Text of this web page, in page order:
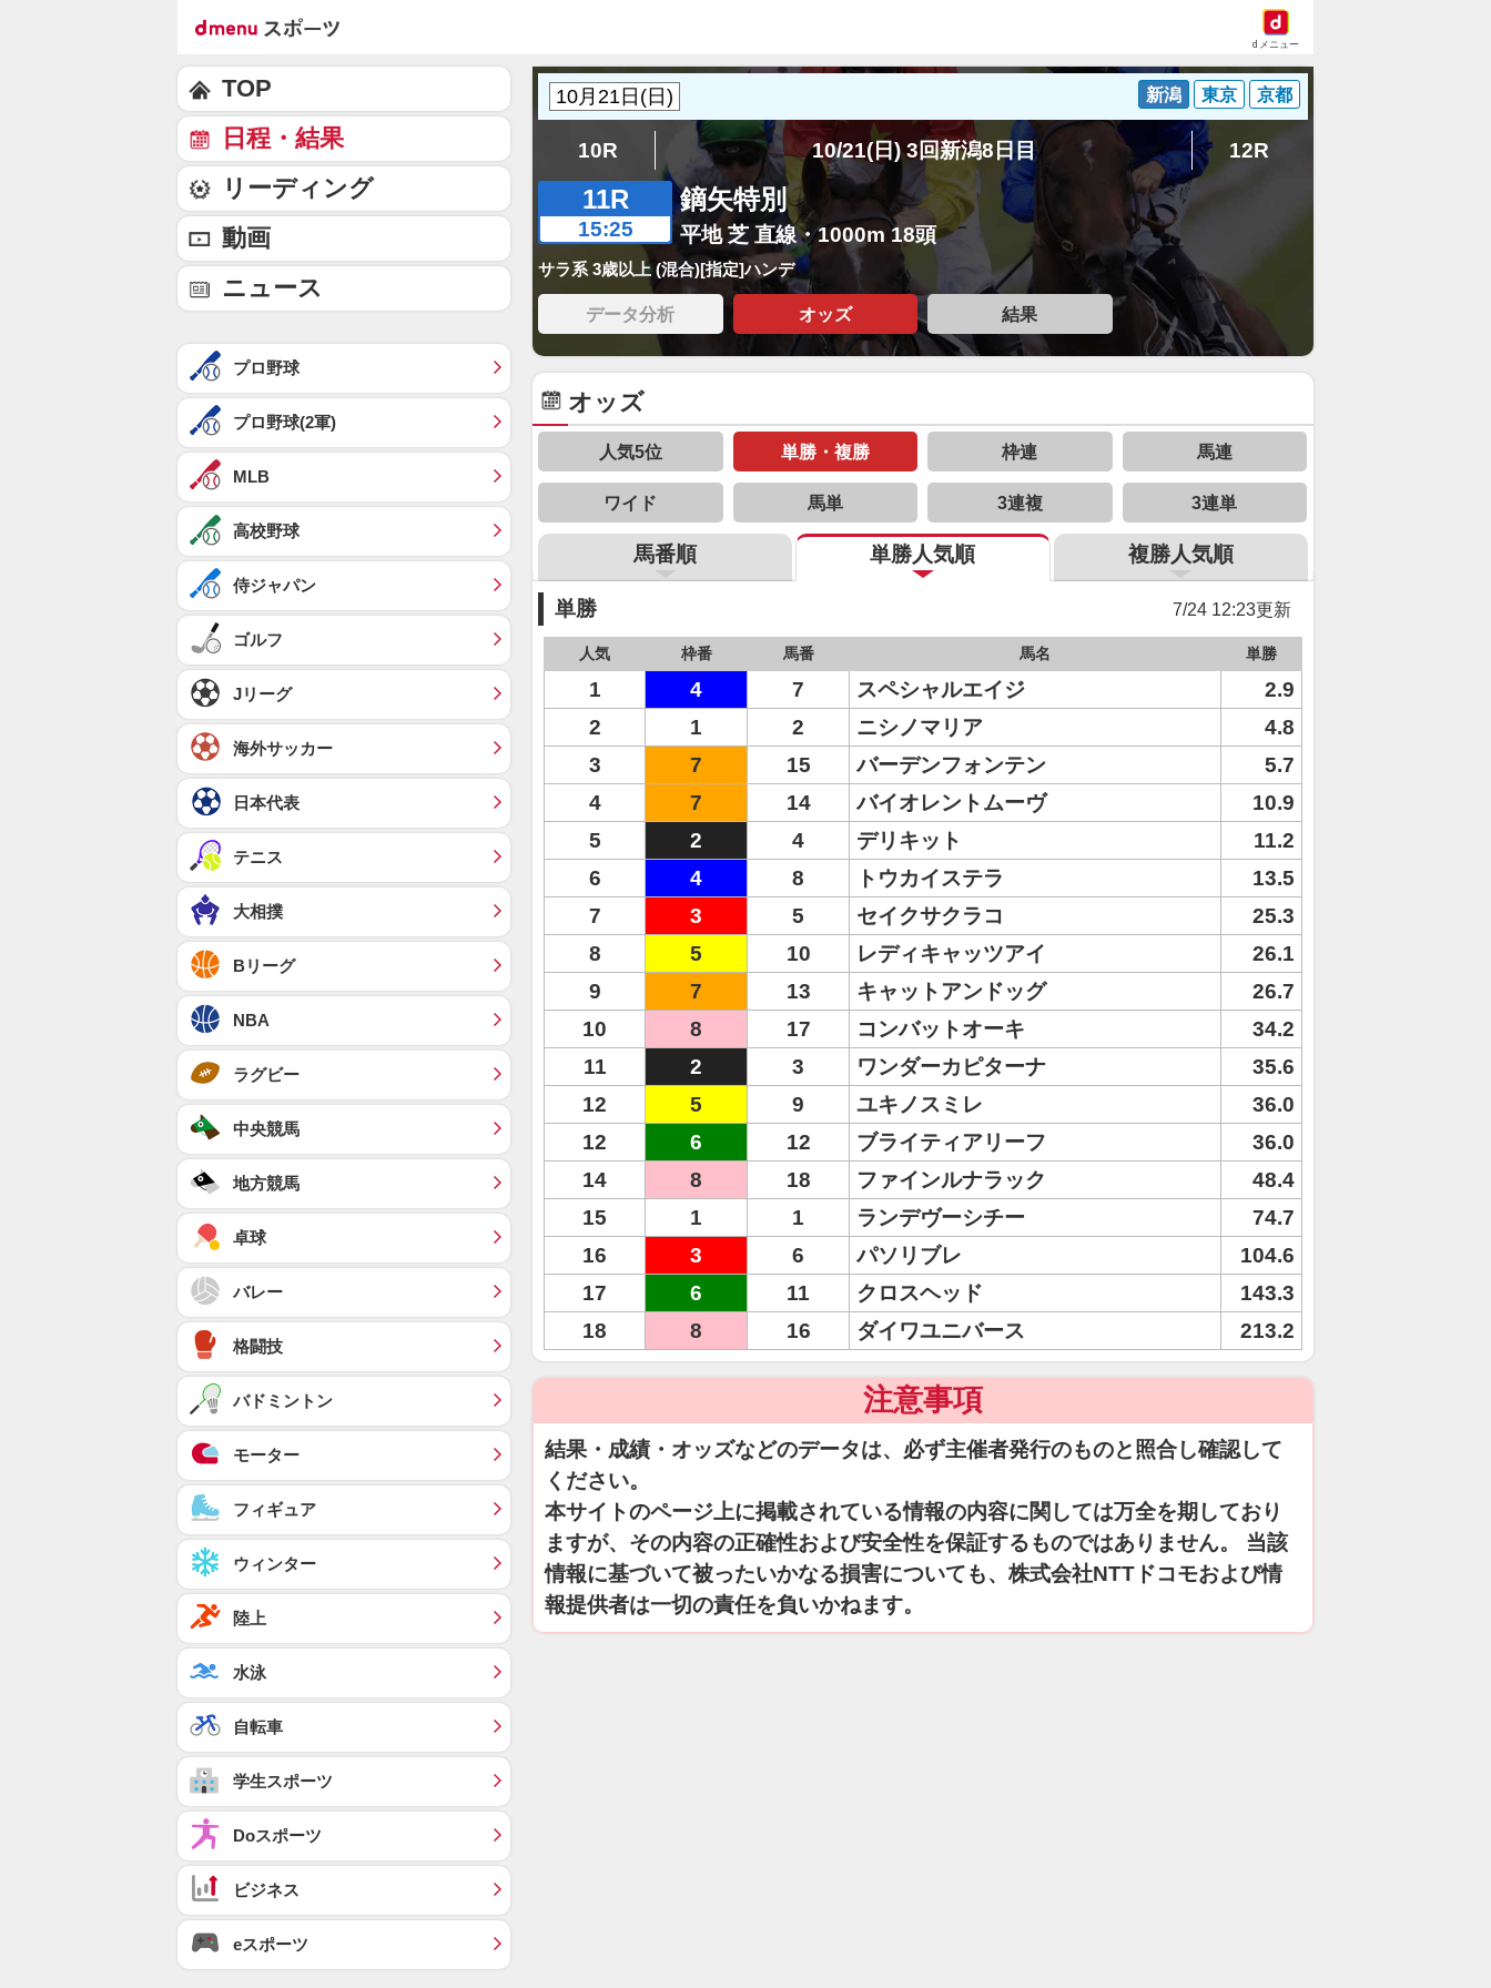
dメニュー
新潟 東京 京都
10R 10/21(日) 3回新潟8日目 12R
11R
15:25
鏑矢特別
平地 芝 直線・1000m 18頭
サラ系 3歳以上 (混合)[指定]ハンデ
データ分析 オッズ 結果
オッズ
人気5位 単勝・複勝 枠連 馬連
ワイド 馬単 3連複 3連単
馬番順 単勝人気順 複勝人気順
単勝 7/24 12:23更新
人気 枠番 馬番 馬名 単勝
1 4 7 スペシャルエイジ
2.9
2
1 2 ニシノマリア
4.8
3
7 15 バーデンフォンテン
5.7
4
7 14 バイオレントムーヴ
10.9
5
2 4 デリキット
11.2
6
4 8 トウカイステラ
13.5
7
3 5 セイクサクラコ
25.3
8
5 10 レディキャッツアイ
26.1
9
7 13 キャットアンドッグ
26.7
10
8 17 コンバットオーキ
34.2
11
2 3 ワンダーカピターナ
35.6
12
5 9 ユキノスミレ
36.0
12
6 12 ブライティアリーフ
36.0
14
8 18 ファインルナラック
48.4
15
1 1 ランデヴーシチー
74.7
16
3 6 パソリブレ
104.6
17
6 11 クロスヘッド
143.3
18
8 16 ダイワユニバース 213.2
注意事項
結果・成績・オッズなどのデータは、必ず主催者発行のものと照合し確認して
ください。
本サイトのページ上に掲載されている情報の内容に関しては万全を期しており
ますが、その内容の正確性および安全性を保証するものではありません。 当該
情報に基づいて被ったいかなる損害についても、株式会社NTTドコモおよび情
報提供者は一切の責任を負いかねます。
TOP
日程・結果
リーディング
動画
ニュース
プロ野球
プロ野球(2軍)
MLB
高校野球
侍ジャパン
ゴルフ
Jリーグ
海外サッカー
日本代表
テニス
大相撲
Bリーグ
NBA
ラグビー
中央競馬
地方競馬
卓球
バレー
格闘技
バドミントン
モーター
フィギュア
ウィンター
陸上
水泳
自転車
学生スポーツ
Doスポーツ
ビジネス
eスポーツ